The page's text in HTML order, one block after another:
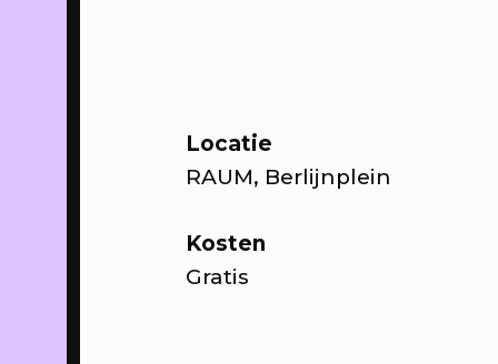
Locatie
RAUM, Berlijnplein
Kosten
Gratis